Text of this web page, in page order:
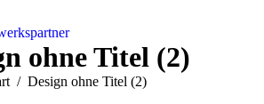
ohne Titel (2)
befinden sich hier:
Design ohne Titel (2)